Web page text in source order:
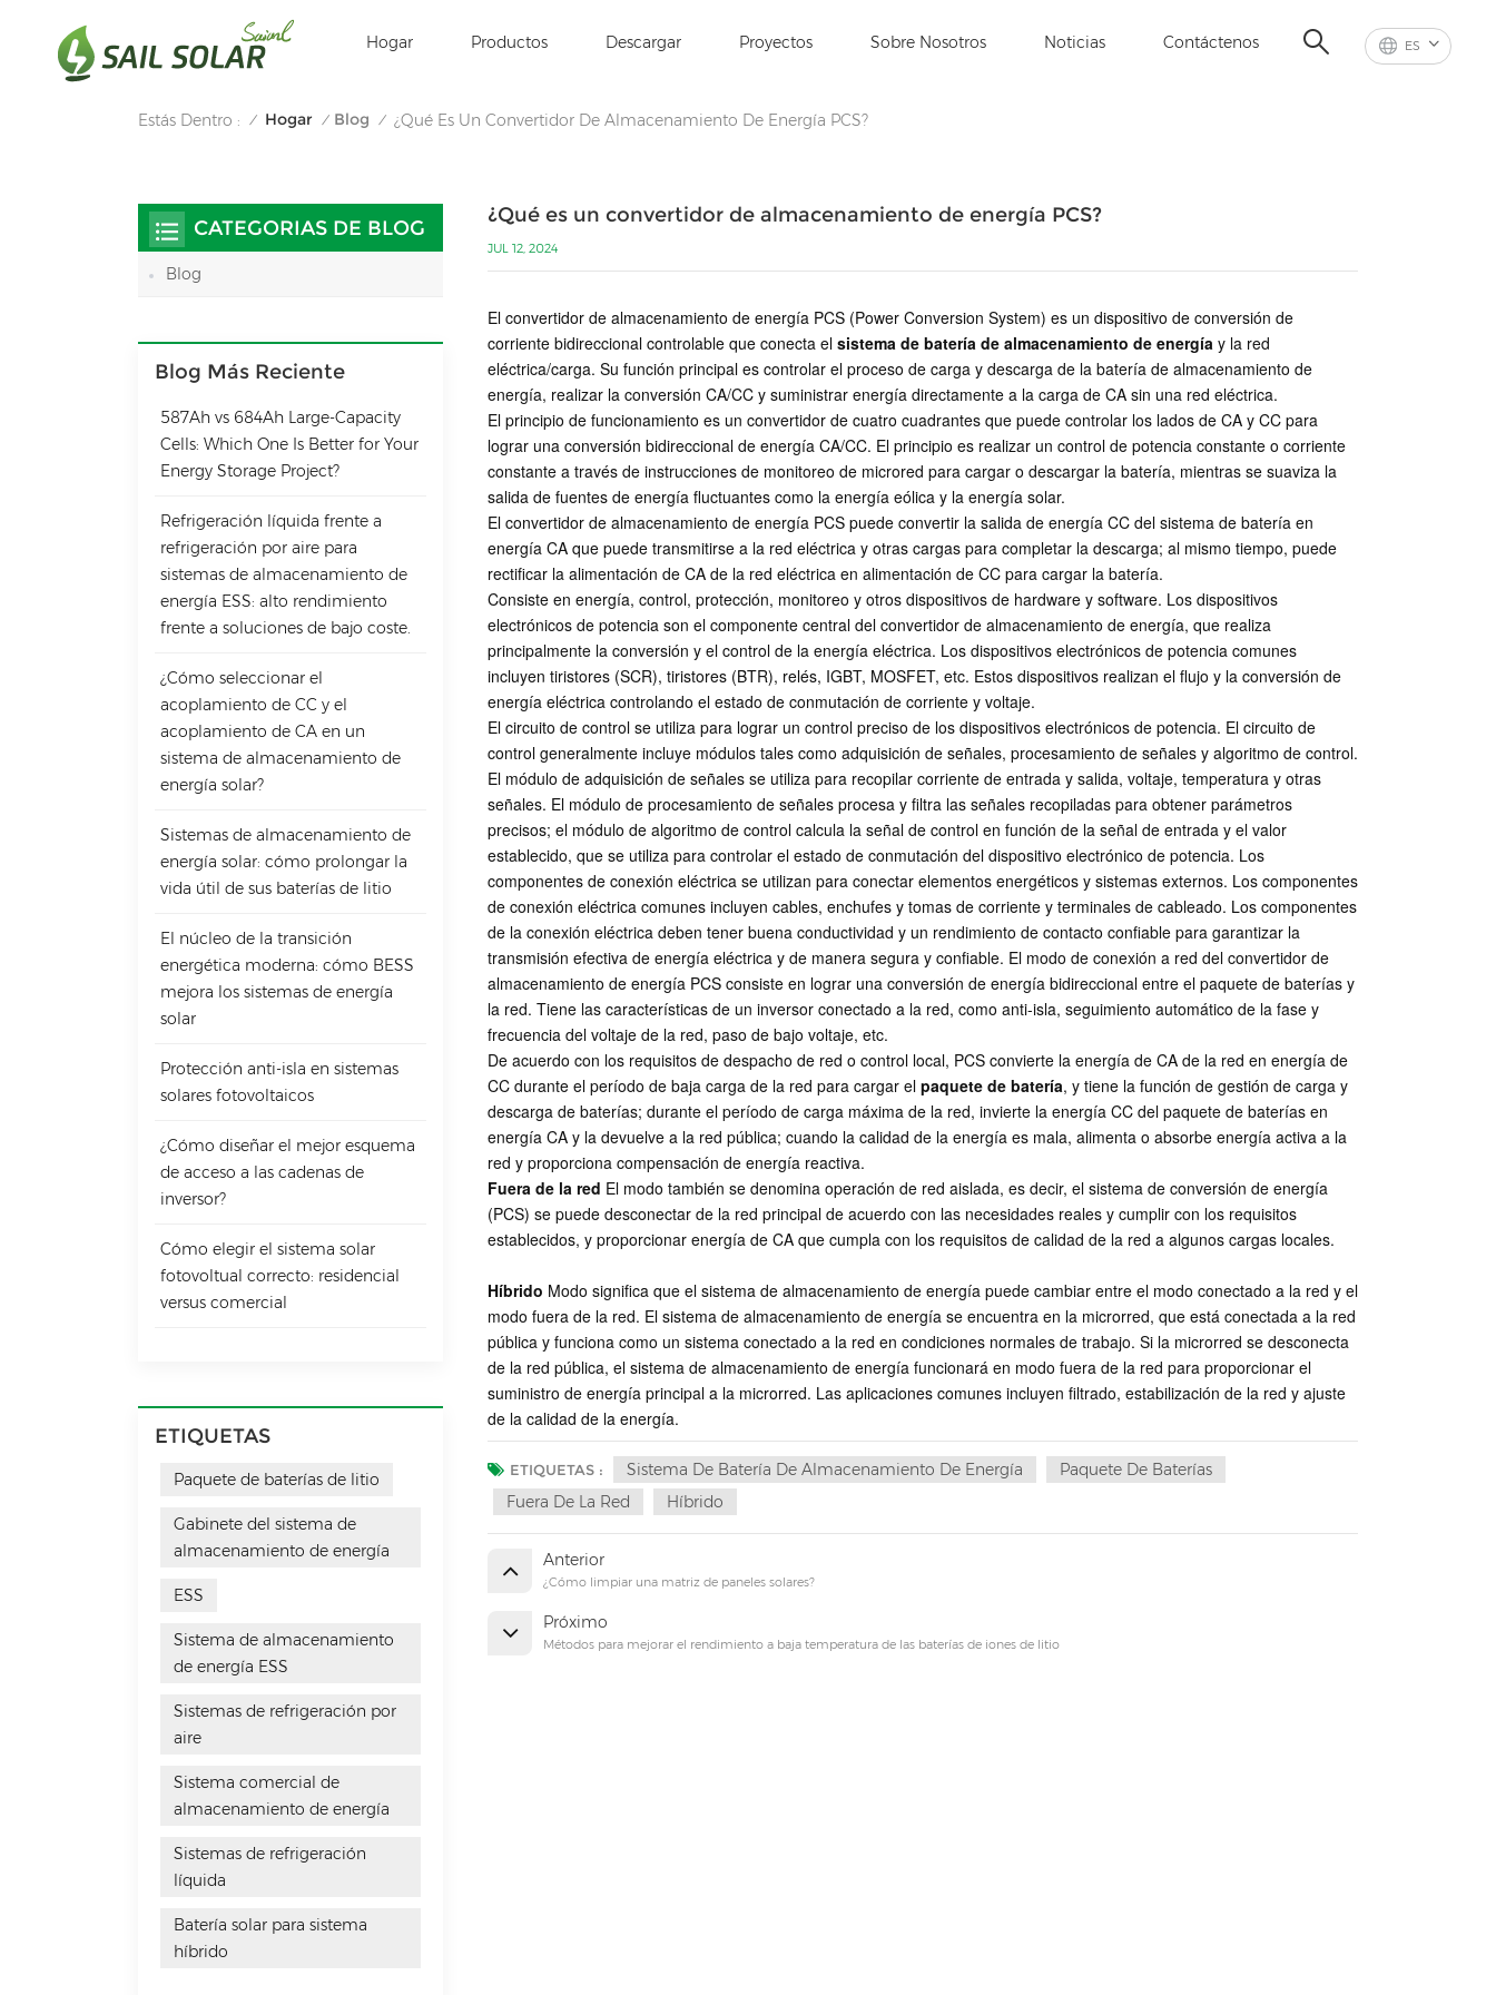
ES
Hogar Productos Descargar Proyectos Sobre Nosotros Noticias Contáctenos
Estás Dentro : / Hogar / Blog / ¿Qué Es Un Convertidor De Almacenamiento De Energía PCS?
¿Qué es un convertidor de almacenamiento de energía PCS?
JUL 12, 2024
El convertidor de almacenamiento de energía PCS (Power Conversion System) es un dispositivo de conversión de
corriente bidireccional controlable que conecta el sistema de batería de almacenamiento de energía y la red
eléctrica/carga. Su función principal es controlar el proceso de carga y descarga de la batería de almacenamiento de
energía, realizar la conversión CA/CC y suministrar energía directamente a la carga de CA sin una red eléctrica.
El principio de funcionamiento es un convertidor de cuatro cuadrantes que puede controlar los lados de CA y CC para
lograr una conversión bidireccional de energía CA/CC. El principio es realizar un control de potencia constante o corriente
constante a través de instrucciones de monitoreo de microred para cargar o descargar la batería, mientras se suaviza la
salida de fuentes de energía fluctuantes como la energía eólica y la energía solar.
El convertidor de almacenamiento de energía PCS puede convertir la salida de energía CC del sistema de batería en
energía CA que puede transmitirse a la red eléctrica y otras cargas para completar la descarga; al mismo tiempo, puede
rectificar la alimentación de CA de la red eléctrica en alimentación de CC para cargar la batería.
Consiste en energía, control, protección, monitoreo y otros dispositivos de hardware y software. Los dispositivos
electrónicos de potencia son el componente central del convertidor de almacenamiento de energía, que realiza
principalmente la conversión y el control de la energía eléctrica. Los dispositivos electrónicos de potencia comunes
incluyen tiristores (SCR), tiristores (BTR), relés, IGBT, MOSFET, etc. Estos dispositivos realizan el flujo y la conversión de
energía eléctrica controlando el estado de conmutación de corriente y voltaje.
El circuito de control se utiliza para lograr un control preciso de los dispositivos electrónicos de potencia. El circuito de
control generalmente incluye módulos tales como adquisición de señales, procesamiento de señales y algoritmo de control.
El módulo de adquisición de señales se utiliza para recopilar corriente de entrada y salida, voltaje, temperatura y otras
señales. El módulo de procesamiento de señales procesa y filtra las señales recopiladas para obtener parámetros
precisos; el módulo de algoritmo de control calcula la señal de control en función de la señal de entrada y el valor
establecido, que se utiliza para controlar el estado de conmutación del dispositivo electrónico de potencia. Los
componentes de conexión eléctrica se utilizan para conectar elementos energéticos y sistemas externos. Los componentes
de conexión eléctrica comunes incluyen cables, enchufes y tomas de corriente y terminales de cableado. Los componentes
de la conexión eléctrica deben tener buena conductividad y un rendimiento de contacto confiable para garantizar la
transmisión efectiva de energía eléctrica y de manera segura y confiable. El modo de conexión a red del convertidor de
almacenamiento de energía PCS consiste en lograr una conversión de energía bidireccional entre el paquete de baterías y
la red. Tiene las características de un inversor conectado a la red, como anti-isla, seguimiento automático de la fase y
frecuencia del voltaje de la red, paso de bajo voltaje, etc.
De acuerdo con los requisitos de despacho de red o control local, PCS convierte la energía de CA de la red en energía de
CC durante el período de baja carga de la red para cargar el paquete de batería, y tiene la función de gestión de carga y
descarga de baterías; durante el período de carga máxima de la red, invierte la energía CC del paquete de baterías en
energía CA y la devuelve a la red pública; cuando la calidad de la energía es mala, alimenta o absorbe energía activa a la
red y proporciona compensación de energía reactiva.
Fuera de la red El modo también se denomina operación de red aislada, es decir, el sistema de conversión de energía
(PCS) se puede desconectar de la red principal de acuerdo con las necesidades reales y cumplir con los requisitos
establecidos, y proporcionar energía de CA que cumpla con los requisitos de calidad de la red a algunos cargas locales.
Híbrido Modo significa que el sistema de almacenamiento de energía puede cambiar entre el modo conectado a la red y el
modo fuera de la red. El sistema de almacenamiento de energía se encuentra en la microrred, que está conectada a la red
pública y funciona como un sistema conectado a la red en condiciones normales de trabajo. Si la microrred se desconecta
de la red pública, el sistema de almacenamiento de energía funcionará en modo fuera de la red para proporcionar el
suministro de energía principal a la microrred. Las aplicaciones comunes incluyen filtrado, estabilización de la red y ajuste
de la calidad de la energía.
ETIQUETAS : Sistema De Batería De Almacenamiento De Energía
Paquete De Baterías
Fuera De La Red
Híbrido
Anterior
¿Cómo limpiar una matriz de paneles solares?
Próximo
Métodos para mejorar el rendimiento a baja temperatura de las baterías de iones de litio
CATEGORIAS DE BLOG
Blog
Blog Más Reciente
587Ah vs 684Ah Large‑Capacity
Cells: Which One Is Better for Your
Energy Storage Project?
Refrigeración líquida frente a
refrigeración por aire para
sistemas de almacenamiento de
energía ESS: alto rendimiento
frente a soluciones de bajo coste.
¿Cómo seleccionar el
acoplamiento de CC y el
acoplamiento de CA en un
sistema de almacenamiento de
energía solar?
Sistemas de almacenamiento de
energía solar: cómo prolongar la
vida útil de sus baterías de litio
El núcleo de la transición
energética moderna: cómo BESS
mejora los sistemas de energía
solar
Protección anti-isla en sistemas
solares fotovoltaicos
¿Cómo diseñar el mejor esquema
de acceso a las cadenas de
inversor?
Cómo elegir el sistema solar
fotovoltual correcto: residencial
versus comercial
ETIQUETAS
Paquete de baterías de litio
Gabinete del sistema de
almacenamiento de energía
ESS
Sistema de almacenamiento
de energía ESS
Sistemas de refrigeración por
aire
Sistema comercial de
almacenamiento de energía
Sistemas de refrigeración
líquida
Batería solar para sistema
híbrido